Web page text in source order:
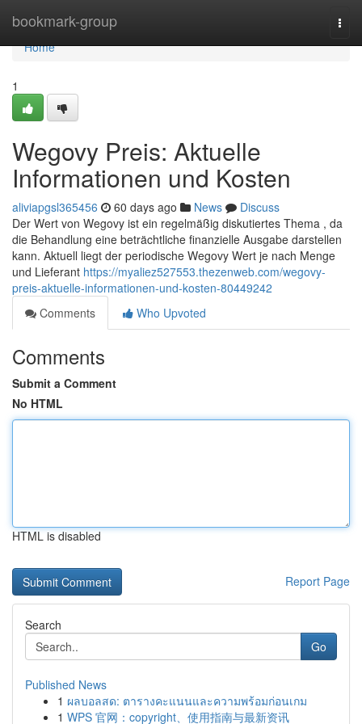
bookmark-group
Home
Home
1
Wegovy Preis: Aktuelle
Informationen und Kosten
aliviapgsl365456 60 days ago News
Discuss
Der Wert von Wegovy ist ein regelmäßig diskutiertes Thema , da
die Behandlung eine beträchtliche finanzielle Ausgabe darstellen
kann. Aktuell liegt der periodische Wegovy Wert je nach Menge
und Lieferant https://myaliez527553.thezenweb.com/wegovy-
preis-aktuelle-informationen-und-kosten-80449242
Comments
Who Upvoted
Comments
Submit a Comment
No HTML
HTML is disabled
Report Page
Search
Go
Published News
1 ผลบอลสด: ตารางคะแนนและความพร้อมก่อนเกม
1 WPS 官网：copyright、使用指南与最新资讯